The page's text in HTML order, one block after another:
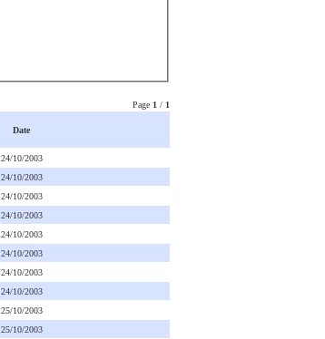
Page 1 / 1
Date
24/10/2003
24/10/2003
24/10/2003
24/10/2003
24/10/2003
24/10/2003
24/10/2003
24/10/2003
25/10/2003
25/10/2003